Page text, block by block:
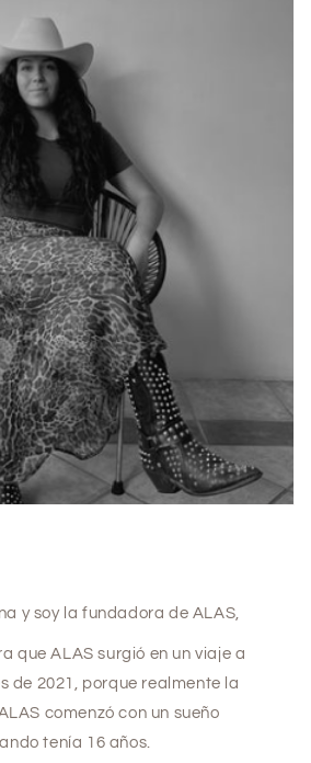
y soy la fundadora de ALAS,
que ALAS surgió en un viaje a
de 2021, porque realmente la
comenzó con un sueño
tenía 16 años.